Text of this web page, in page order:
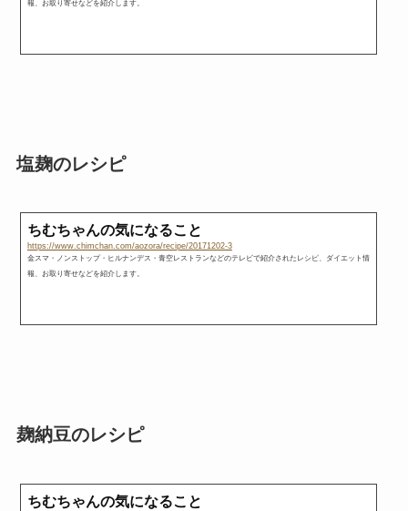
報、お取り寄せなどを紹介します。
塩麹のレシピ
ちむちゃんの気になること
https://www.chimchan.com/aozora/recipe/20171202-3
金スマ・ノンストップ・ヒルナンデス・青空レストランなどのテレビで紹介されたレシピ、ダイエット情
報、お取り寄せなどを紹介します。
麹納豆のレシピ
ちむちゃんの気になること